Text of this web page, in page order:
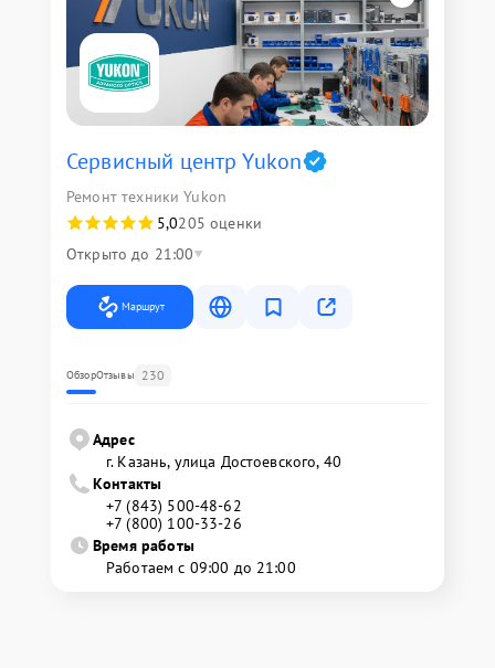
Сервисный центр Yukon
Ремонт техники Yukon
5,0205 оценки
Открыто до 21:00
Маршрут
ОбзорОтзывы 230
Адрес
г. Казань, улица Достоевского, 40
Контакты
+7 (843) 500-48-62
+7 (800) 100-33-26
Время работы
Работаем с 09:00 до 21:00